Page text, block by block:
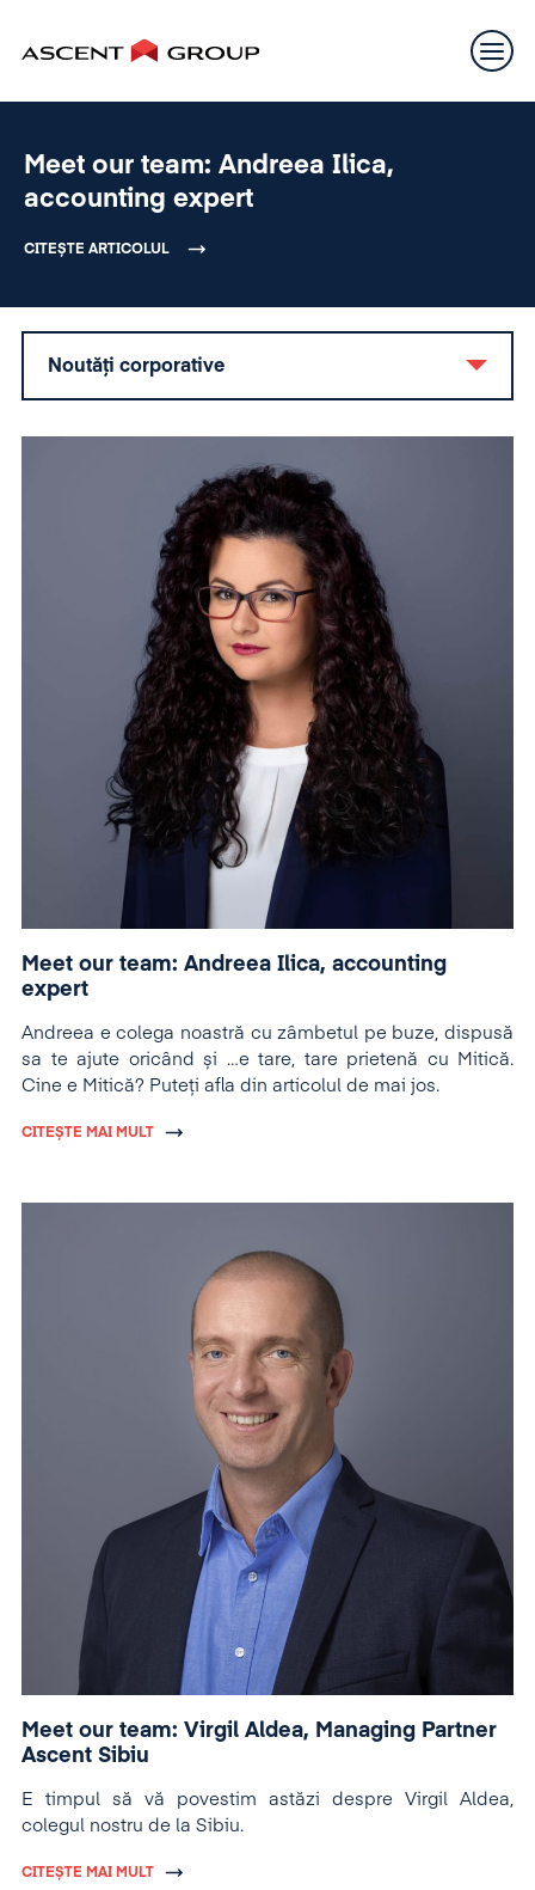
Meet our team: Andreea Ilica,
accounting expert
CITEȘTE ARTICOLUL
Noutăți corporative
Meet our team: Andreea Ilica, accounting
expert
Andreea e colega noastră cu zâmbetul pe buze, dispusă
sa te ajute oricând și …e tare, tare prietenă cu Mitică.
Cine e Mitică? Puteți afla din articolul de mai jos.
CITEȘTE MAI MULT
Meet our team: Virgil Aldea, Managing Partner
Ascent Sibiu
E timpul să vă povestim astăzi despre Virgil Aldea,
colegul nostru de la Sibiu.
CITEȘTE MAI MULT